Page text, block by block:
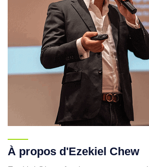
À propos d'Ezekiel Chew